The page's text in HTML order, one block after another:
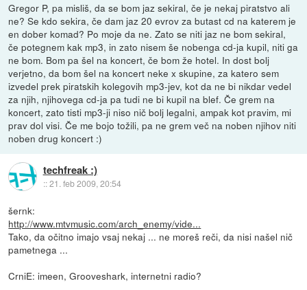
Gregor P, pa misliš, da se bom jaz sekiral, če je nekaj piratstvo ali
ne? Se kdo sekira, če dam jaz 20 evrov za butast cd na katerem je
en dober komad? Po moje da ne. Zato se niti jaz ne bom sekiral,
če potegnem kak mp3, in zato nisem še nobenga cd-ja kupil, niti ga
ne bom. Bom pa šel na koncert, če bom že hotel. In dost bolj
verjetno, da bom šel na koncert neke x skupine, za katero sem
izvedel prek piratskih kolegovih mp3-jev, kot da ne bi nikdar vedel
za njih, njihovega cd-ja pa tudi ne bi kupil na blef. Če grem na
koncert, zato tisti mp3-ji niso nič bolj legalni, ampak kot pravim, mi
prav dol visi. Če me bojo tožili, pa ne grem več na noben njihov niti
noben drug koncert :)
techfreak :)
::21. feb 2009, 20:54
šernk:
http://www.mtvmusic.com/arch_enemy/vide...
Tako, da očitno imajo vsaj nekaj ... ne moreš reči, da nisi našel nič
pametnega ...
CrniE: imeen, Grooveshark, internetni radio?